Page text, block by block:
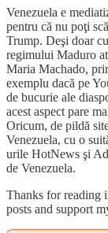
Venezuela e
pentru că nu poţi
Trump. Deşi doar
regimului Maduro
Maria Machado,
exemplu dacă pe
de bucurie ale
acest aspect pare
Oricum, de pildă
Venezuela, cu o
urile HotNews şi
de Venezuela.
Thanks for reading
posts and support